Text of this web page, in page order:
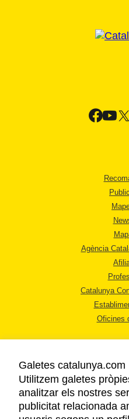
Agència
Catalunya
Oficines
AVÍS
POLÍTICA
Galetes catalunya.com
Utilitzem galetes
analitzar els nostres
publicitat relacionada